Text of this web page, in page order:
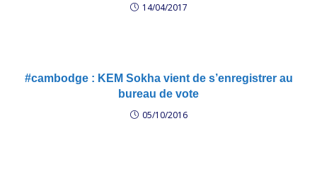
14/04/2017
#cambodge : KEM Sokha vient de s’enregistrer au
bureau de vote
05/10/2016